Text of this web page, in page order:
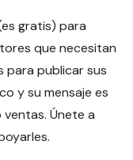
gratis) para
que necesitan
para publicar sus
y su mensaje es
Únete a